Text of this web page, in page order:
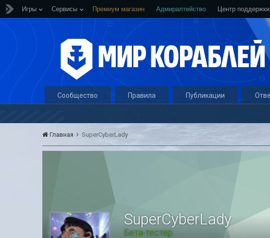
Игры Сервисы Премиум магазин Адмиралтейство Центр поддержки
Сообщество Правила Публикации
Главная SuperCyberLady
SuperCyberLady
Бета-тестер